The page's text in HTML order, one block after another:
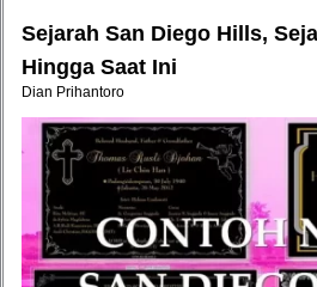
Sejarah San Diego Hills,
Hingga Saat Ini
Dian Prihantoro